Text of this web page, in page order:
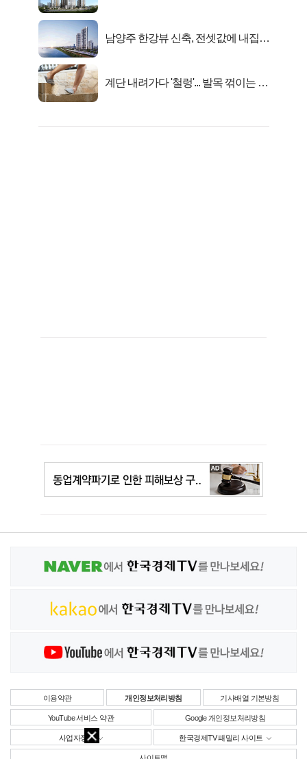
남양주 한강뷰 신축, 전셋값에 내집마
계단 내려가다 '철렁'... 발목 꺾이는 이
이용약관 개인정보처리방침 기사배열 기본방침
YouTube 서비스 약관 Google 개인정보처리방침
사업자정보 한국경제TV 패밀리 사이트